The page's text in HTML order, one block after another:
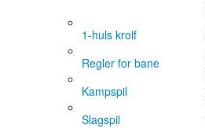
1-huls krolf
Regler for bane
Kampspil
Slagspil